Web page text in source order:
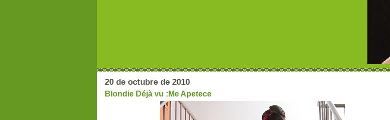
20 de octubre de 2010
Blondie Déjà vu :Me Apetece